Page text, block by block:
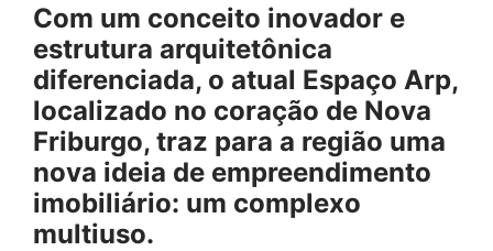
Com um conceito inovador e
estrutura arquitetônica
diferenciada, o atual Espaço Arp,
localizado no coração de Nova
Friburgo, traz para a região uma
nova ideia de empreendimento
imobiliário: um complexo
multiuso.